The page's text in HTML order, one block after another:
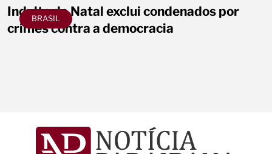
BRASIL
Indulto de Natal exclui condenados por
crimes contra a democracia